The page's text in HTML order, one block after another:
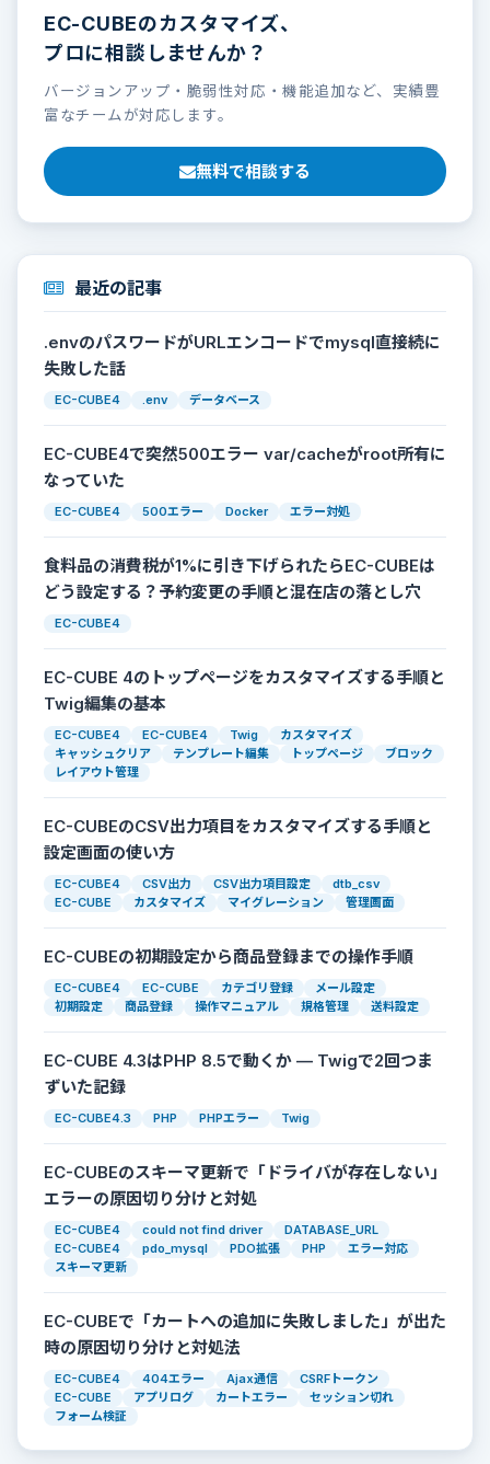
EC-CUBEのカスタマイズ、
プロに相談しませんか？
バージョンアップ・脆弱性対応・機能追加など、実績豊
富なチームが対応します。
無料で相談する
最近の記事
.envのパスワードがURLエンコードでmysql直接続に
失敗した話
EC-CUBE4 .env データベース
EC-CUBE4で突然500エラー var/cacheがroot所有に
なっていた
EC-CUBE4 500エラー Docker エラー対処
食料品の消費税が1%に引き下げられたらEC-CUBEは
どう設定する？予約変更の手順と混在店の落とし穴
EC-CUBE4
EC-CUBE 4のトップページをカスタマイズする手順と
Twig編集の基本
EC-CUBE4 EC-CUBE4 Twig
カスタマイズ
キャッシュクリア
テンプレート編集 トップページ
ブロック
レイアウト管理
EC-CUBEのCSV出力項目をカスタマイズする手順と
設定画面の使い方
EC-CUBE4 CSV出力 CSV出力項目設定
dtb_csv
EC-CUBE
カスタマイズ マイグレーション 管理画面
EC-CUBEの初期設定から商品登録までの操作手順
EC-CUBE4 EC-CUBE カテゴリ登録
メール設定
初期設定
商品登録 操作マニュアル 規格管理 送料設定
EC-CUBE 4.3はPHP 8.5で動くか — Twigで2回つま
ずいた記録
EC-CUBE4.3 PHP PHPエラー Twig
EC-CUBEのスキーマ更新で「ドライバが存在しない」
エラーの原因切り分けと対処
EC-CUBE4 could not find driver
DATABASE_URL
EC-CUBE4
pdo_mysql PDO拡張 PHP
エラー対応
スキーマ更新
EC-CUBEで「カートへの追加に失敗しました」が出た
時の原因切り分けと対処法
EC-CUBE4 404エラー Ajax通信
CSRFトークン
EC-CUBE
アプリログ カートエラー
セッション切れ
フォーム検証